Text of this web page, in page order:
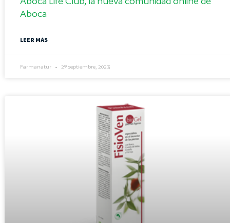
Aboca
LEER MÁS
Farmanatur 29 septiembre, 2023